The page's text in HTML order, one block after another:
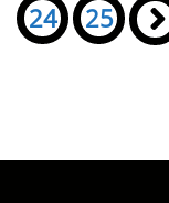
24
25 »